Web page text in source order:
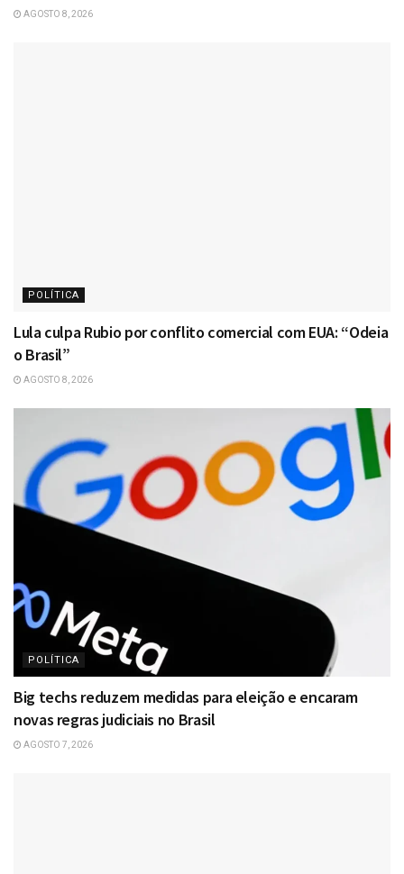
AGOSTO 8, 2026
POLÍTICA
Lula culpa Rubio por conflito comercial com EUA: “Odeia
o Brasil”
AGOSTO 8, 2026
POLÍTICA
Big techs reduzem medidas para eleição e encaram
novas regras judiciais no Brasil
AGOSTO 7, 2026